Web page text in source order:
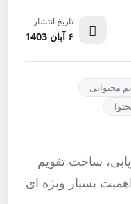
تاریخ انتشار
۶ آبان 1403
محتوایی
ساخت تقویم
بسیار ویژه ای